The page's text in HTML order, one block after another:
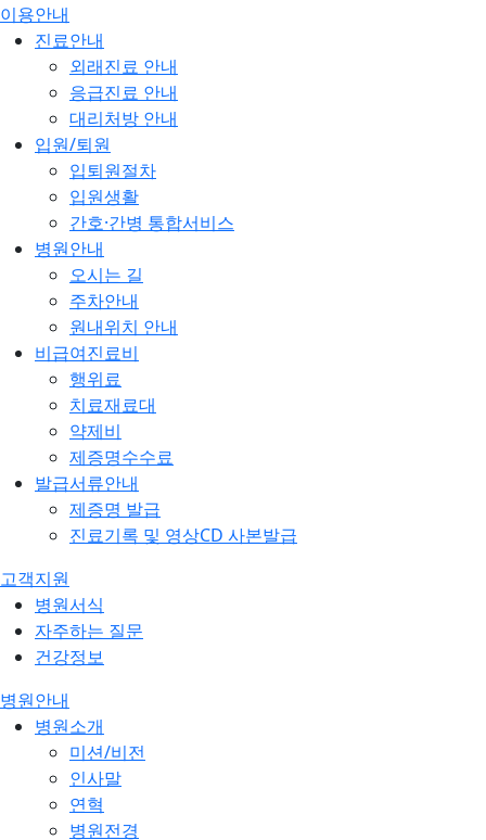
이용안내
진료안내
외래진료 안내
응급진료 안내
대리처방 안내
입원/퇴원
입퇴원절차
입원생활
간호·간병 통합서비스
병원안내
오시는 길
주차안내
원내위치 안내
비급여진료비
행위료
치료재료대
약제비
제증명수수료
발급서류안내
제증명 발급
진료기록 및 영상CD 사본발급
고객지원
병원서식
자주하는 질문
건강정보
병원안내
병원소개
미션/비전
인사말
연혁
병원전경